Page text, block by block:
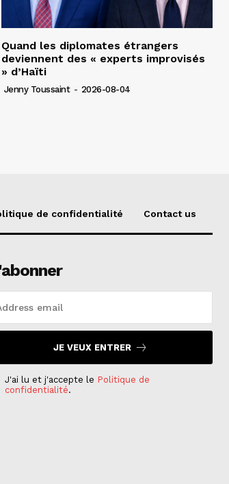
Quand les diplomates étrangers
deviennent des « experts improvisés
» d’Haïti
Jenny Toussaint - 2026-08-04
de confidentialité Contact us
JE VEUX ENTRER
J'ai lu et j'accepte le Politique de
confidentialité.